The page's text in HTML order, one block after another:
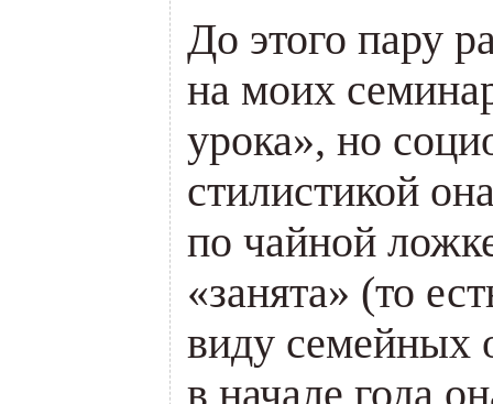
До этого пару
на моих
урока», но
стилистикой
по чайной
«занята» (то
виду семейных